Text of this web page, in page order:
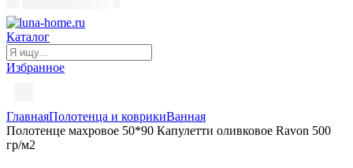
Каталог
Избранное
ГлавнаяПолотенца и коврикиВанная
Полотенце махровое 50*90 Капулетти оливковое Ravon 500
гр/м2